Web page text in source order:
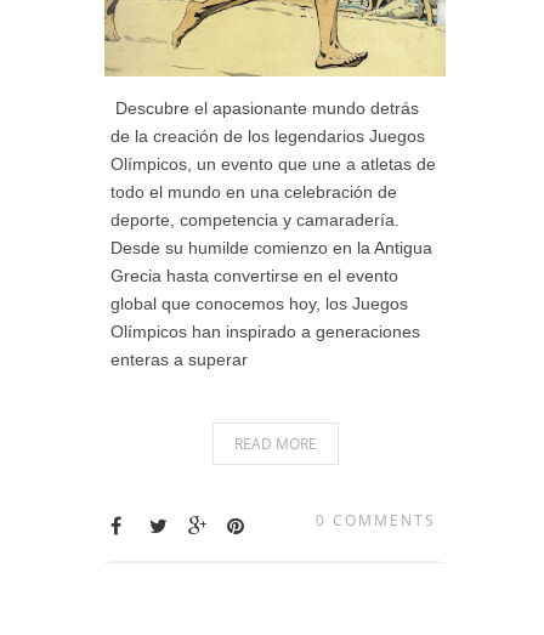
Descubre el apasionante mundo detrás
de la creación de los legendarios Juegos
Olímpicos, un evento que une a atletas de
todo el mundo en una celebración de
deporte, competencia y camaradería.
Desde su humilde comienzo en la Antigua
Grecia hasta convertirse en el evento
global que conocemos hoy, los Juegos
Olímpicos han inspirado a generaciones
enteras a superar
READ MORE
0 COMMENTS